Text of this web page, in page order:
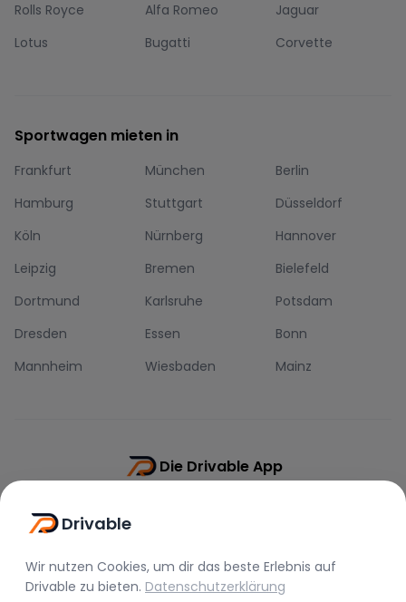
Rolls Royce
Alfa Romeo
Jaguar
Lotus
Bugatti Corvette
Sportwagen mieten in
Frankfurt München
Berlin
Hamburg
Stuttgart
Düsseldorf
Köln
Nürnberg
Hannover
Leipzig
Bremen
Bielefeld
Dortmund
Karlsruhe
Potsdam
Dresden
Essen
Bonn
Mannheim
Wiesbaden Mainz
Die Drivable App
Drivable
Wir nutzen Cookies, um dir das beste Erlebnis auf
Drivable zu bieten. Datenschutzerklärung